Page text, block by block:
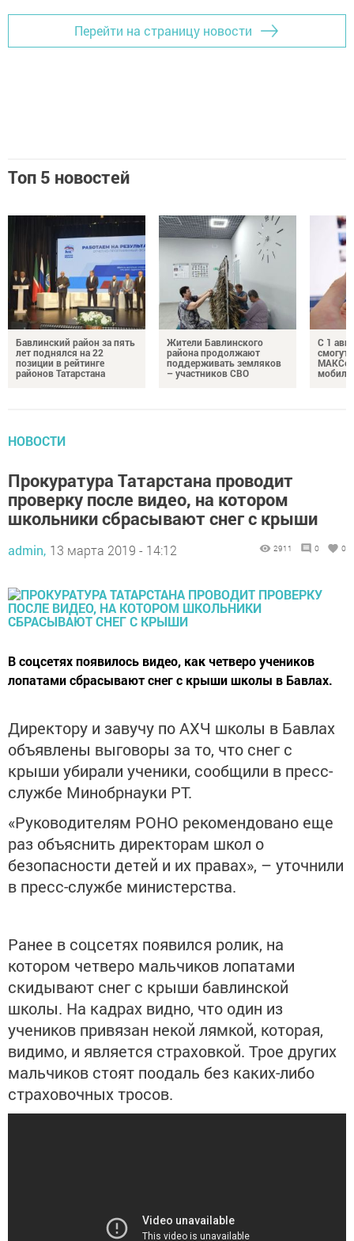
Перейти на страницу новости
Топ 5 новостей
Бавлинский район за пять
лет поднялся на 22
позиции в рейтинге
районов Татарстана
Жители Бавлинского
района продолжают
поддерживать земляков
– участников СВО
С 1
смогут
МАКСом
НОВОСТИ
Прокуратура Татарстана проводит
проверку после видео, на котором
школьники сбрасывают снег с крыши
admin, 13 марта 2019 - 14:12 2911 0 0
В соцсетях появилось видео, как четверо учеников
лопатами сбрасывают снег с крыши школы в Бавлах.
Директору и завучу по АХЧ школы в Бавлах
объявлены выговоры за то, что снег с
крыши убирали ученики, сообщили в пресс-
службе Минобрнауки РТ.
«Руководителям РОНО рекомендовано еще
раз объяснить директорам школ о
безопасности детей и их правах», – уточнили
в пресс-службе министерства.
Ранее в соцсетях появился ролик, на
котором четверо мальчиков лопатами
скидывают снег с крыши бавлинской
школы. На кадрах видно, что один из
учеников привязан некой лямкой, которая,
видимо, и является страховкой. Трое других
мальчиков стоят поодаль без каких-либо
страховочных тросов.